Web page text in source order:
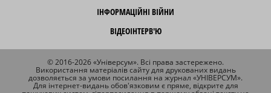
ІНФОРМАЦІЙНІ ВІЙНИ
ВІДЕОІНТЕРВ'Ю
© 2016-2026 «Універсум». Всі права застережено.
Використання матеріалів сайту для друкованих видань
дозволяється за умови посилання на журнал «УНІВЕРСУМ».
Для інтернет-видань обов'язковим є пряме, відкрите для